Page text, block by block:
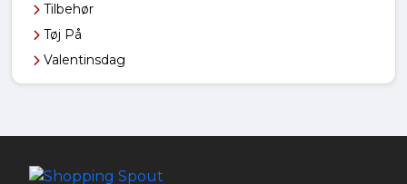
Tilbehør
Tøj På
Valentinsdag